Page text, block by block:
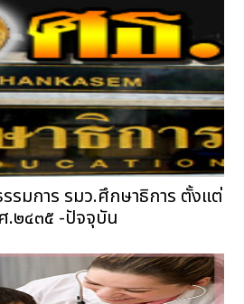
รมการ รมว.ศึกษาธิการ ตั้งแต่
.๒๔๓๕ -ปัจจุบัน